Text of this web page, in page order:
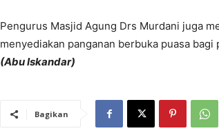
Pengurus Masjid Agung Drs Murdani juga
menyediakan panganan berbuka puasa
(Abu Iskandar)
Bagikan